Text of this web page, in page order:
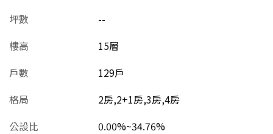
坪數
--
樓高
15層
戶數
129戶
格局
2房,2+1房,3房,4房
公設比
0.00%~34.76%